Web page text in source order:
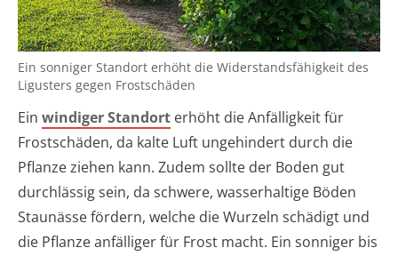
Ein sonniger Standort erhöht die Widerstandsfähigkeit des
Ligusters gegen Frostschäden
Ein windiger Standort erhöht die Anfälligkeit für
Frostschäden, da kalte Luft ungehindert durch die
Pflanze ziehen kann. Zudem sollte der Boden gut
durchlässig sein, da schwere, wasserhaltige Böden
Staunässe fördern, welche die Wurzeln schädigt und
die Pflanze anfälliger für Frost macht. Ein sonniger bis